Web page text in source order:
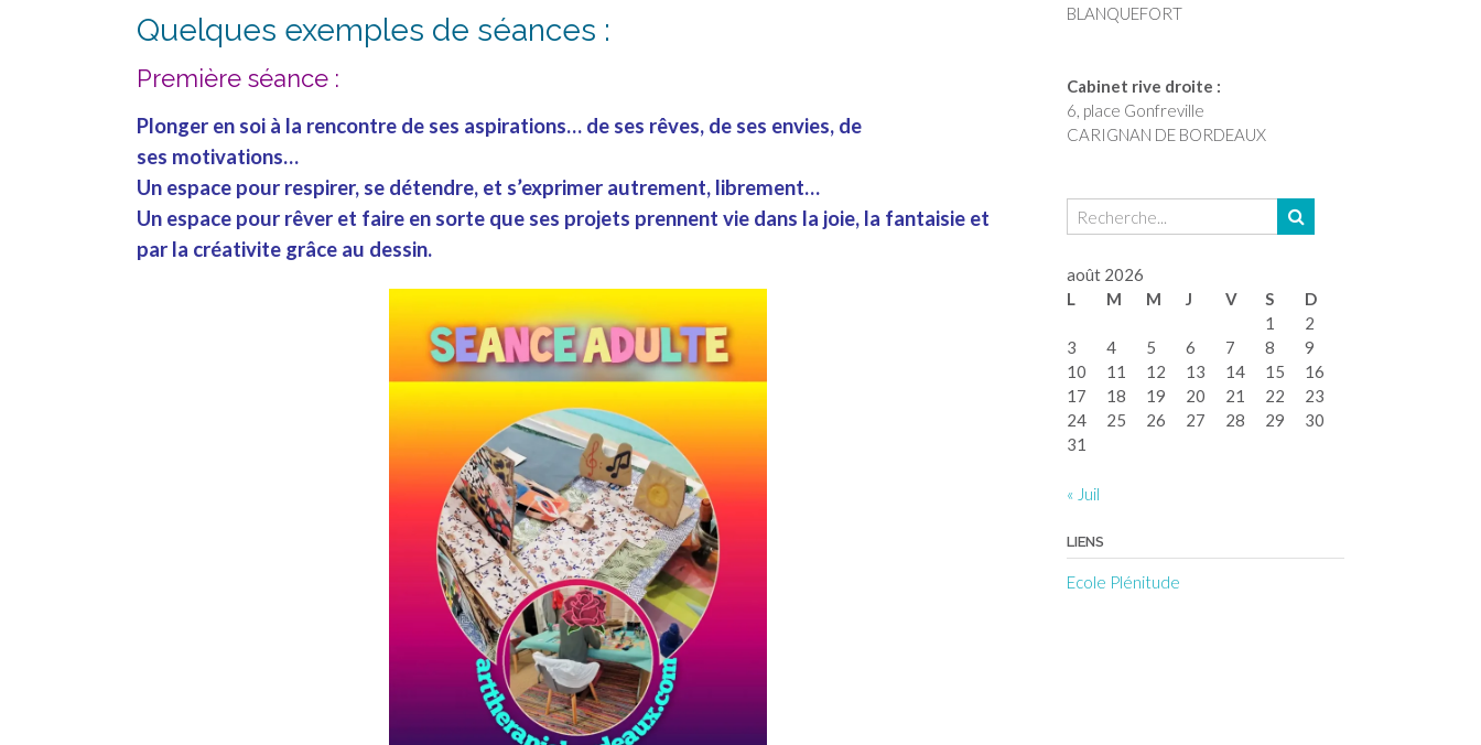
Quelques exemples de séances :
Première séance :
Plonger en soi à la rencontre de ses aspirations… de ses rêves, de ses envies, de
ses motivations…
Un espace pour respirer, se détendre, et s’exprimer autrement, librement…
Un espace pour rêver et faire en sorte que ses projets prennent vie dans la joie, la fantaisie et
par la créativite grâce au dessin.
BLANQUEFORT
Cabinet rive droite :
6, place Gonfreville
CARIGNAN DE BORDEAUX
août 2026
L
M M J V S
D
1
2
3
4 5 6 7 8
9
10
11 12 13 14 15
16
17
18 19 20 21 22
23
24
25 26 27 28 29
30
31
« Juil
LIENS
Ecole Plénitude